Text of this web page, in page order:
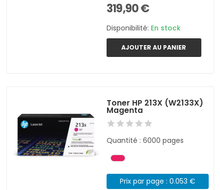
319,90 €
Disponibilité: En stock
AJOUTER AU PANIER
Toner HP 213X (W2133X)
Magenta
Quantité : 6000 pages
Prix par page : 0.053 €